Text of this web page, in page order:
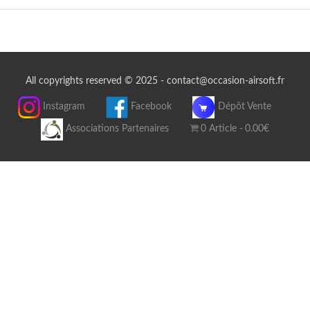
All copyrights reserved © 2025 - contact@occasion-airsoft.fr
Instagram Facebook Dépôt Vente
Associations Partenaires 0 Article 0.00€